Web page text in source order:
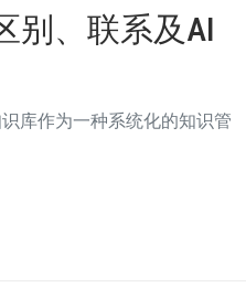
别、联系及AI
库作为一种系统化的知识管